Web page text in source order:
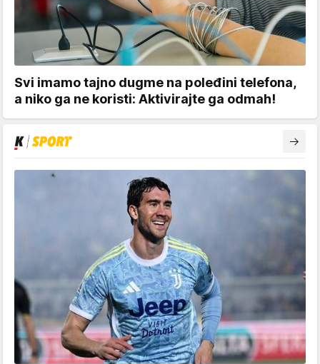
Svi imamo tajno dugme na poleđini telefona,
a niko ga ne koristi: Aktivirajte ga odmah!